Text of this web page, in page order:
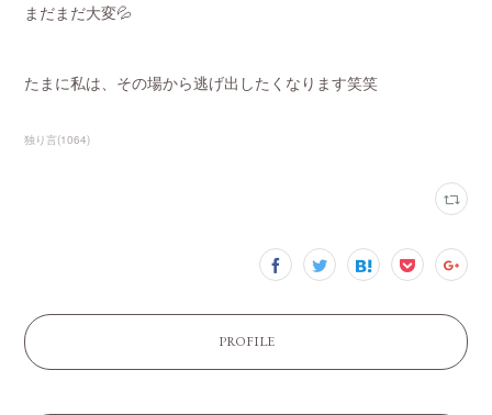
まだまだ大変💦
たまに私は、その場から逃げ出したくなります笑笑
独り言(1064)
PROFILE